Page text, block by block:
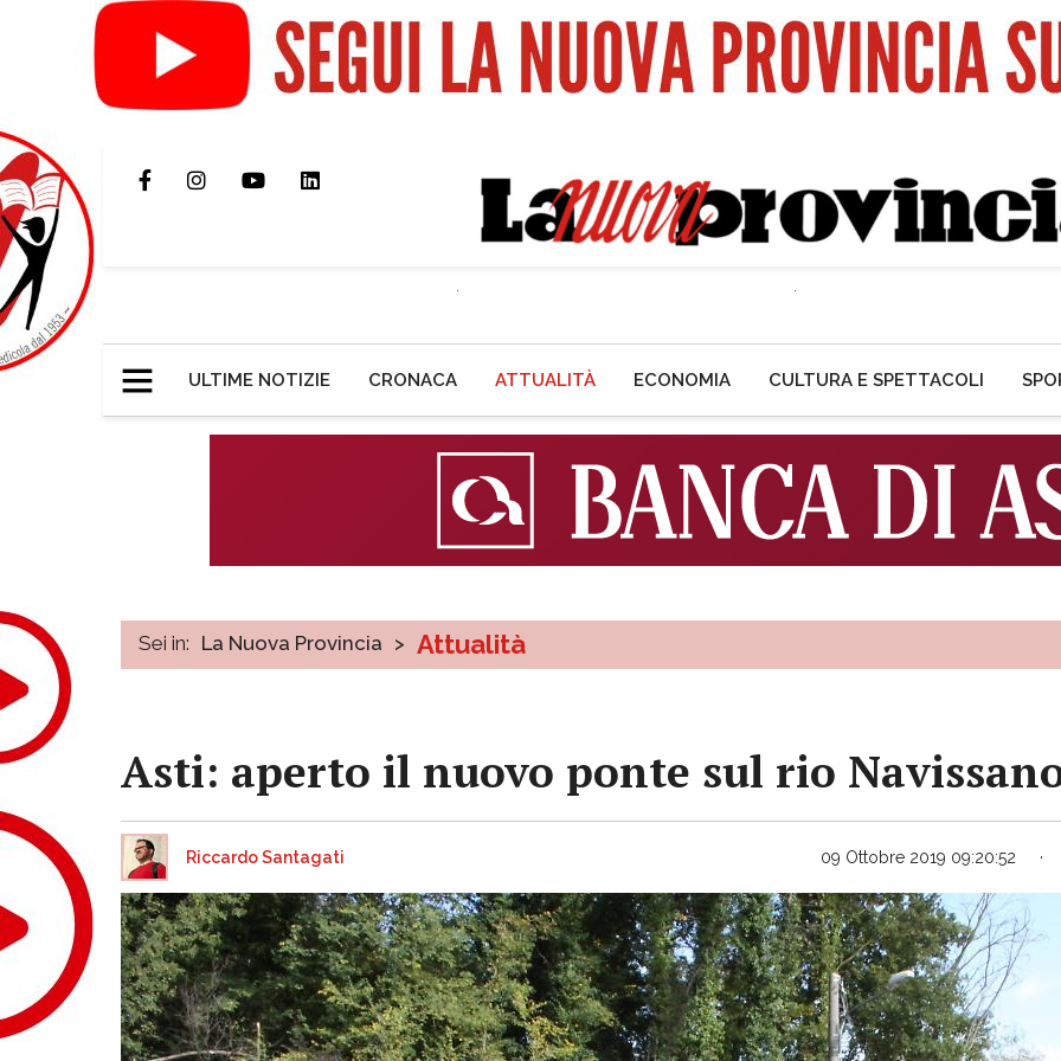
ULTIME NOTIZIE CRONACA ATTUALITÀ ECONOMIA CULTURA E SPETTACOLI
Sei in: La Nuova Provincia > Attualità
Asti: aperto il nuovo ponte sul rio
Riccardo Santagati 09 Ottobre 2019 09:20:52